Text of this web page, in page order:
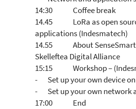
14:30 Coffee break
14.45 LoRa as open
applications (Indesmatech)
14.55 About
Skelleftea Digital Alliance
15:15 Workshop –
- Set up your own device on
- Set up your own network
17:00 End